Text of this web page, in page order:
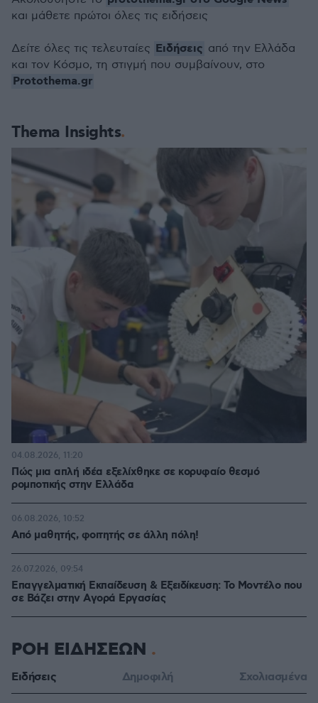
Thema Insights
Πώς μια απλή ιδέα εξελίχθηκε σε κορυφαίο θεσμό
ρομποτικής στην Ελλάδα
04.08.2026, 11:20
Από μαθητής, φοιτητής σε άλλη πόλη!
06.08.2026, 10:52
Επαγγελματική Εκπαίδευση & Εξειδίκευση: Το Mοντέλο που
σε Bάζει στην Aγορά Eργασίας
26.07.2026, 09:54
και μάθετε πρώτοι όλες τις ειδήσεις
Δείτε όλες τις τελευταίες Ειδήσεις από την Ελλάδα
και τον Κόσμο, τη στιγμή που συμβαίνουν, στο
Protothema.gr
ΡΟΗ ΕΙΔΗΣΕΩΝ
Ειδήσεις Δημοφιλή Σχολιασμένα